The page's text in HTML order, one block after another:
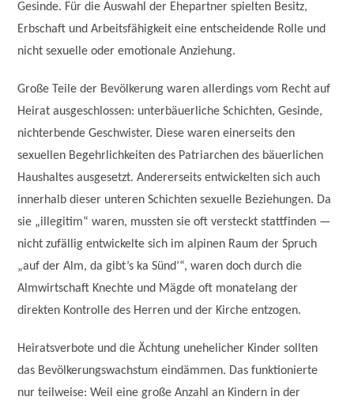
Gesinde. Für die Auswahl der Ehepartner spielten Besitz,
Erbschaft und Arbeitsfähigkeit eine entscheidende Rolle und
nicht sexuelle oder emotionale Anziehung.
Große Teile der Bevölkerung waren allerdings vom Recht auf
Heirat ausgeschlossen: unterbäuerliche Schichten, Gesinde,
nichterbende Geschwister. Diese waren einerseits den
sexuellen Begehrlichkeiten des Patriarchen des bäuerlichen
Haushaltes ausgesetzt. Andererseits entwickelten sich auch
innerhalb dieser unteren Schichten sexuelle Beziehungen. Da
sie „illegitim“ waren, mussten sie oft versteckt stattfinden —
nicht zufällig entwickelte sich im alpinen Raum der Spruch
„auf der Alm, da gibt’s ka Sünd’“, waren doch durch die
Almwirtschaft Knechte und Mägde oft monatelang der
direkten Kontrolle des Herren und der Kirche entzogen.
Heiratsverbote und die Ächtung unehelicher Kinder sollten
das Bevölkerungswachstum eindämmen. Das funktionierte
nur teilweise: Weil eine große Anzahl an Kindern in der